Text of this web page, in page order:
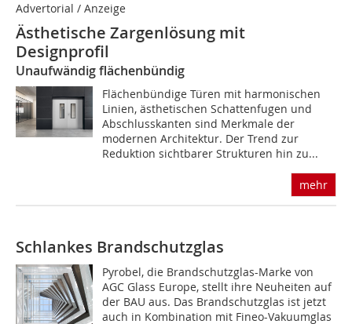
Advertorial / Anzeige
Ästhetische Zargenlösung mit
Designprofil
Unaufwändig flächenbündig
Flächenbündige Türen mit harmonischen
Linien, ästhetischen Schattenfugen und
Abschlusskanten sind Merkmale der
modernen Architektur. Der Trend zur
Reduktion sichtbarer Strukturen hin zu...
mehr
Schlankes Brandschutzglas
Pyrobel, die Brandschutzglas-Marke von
AGC Glass Europe, stellt ihre Neuheiten auf
der BAU aus. Das Brandschutzglas ist jetzt
auch in Kombination mit Fineo-Vakuumglas